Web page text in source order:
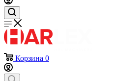
Корзина 0